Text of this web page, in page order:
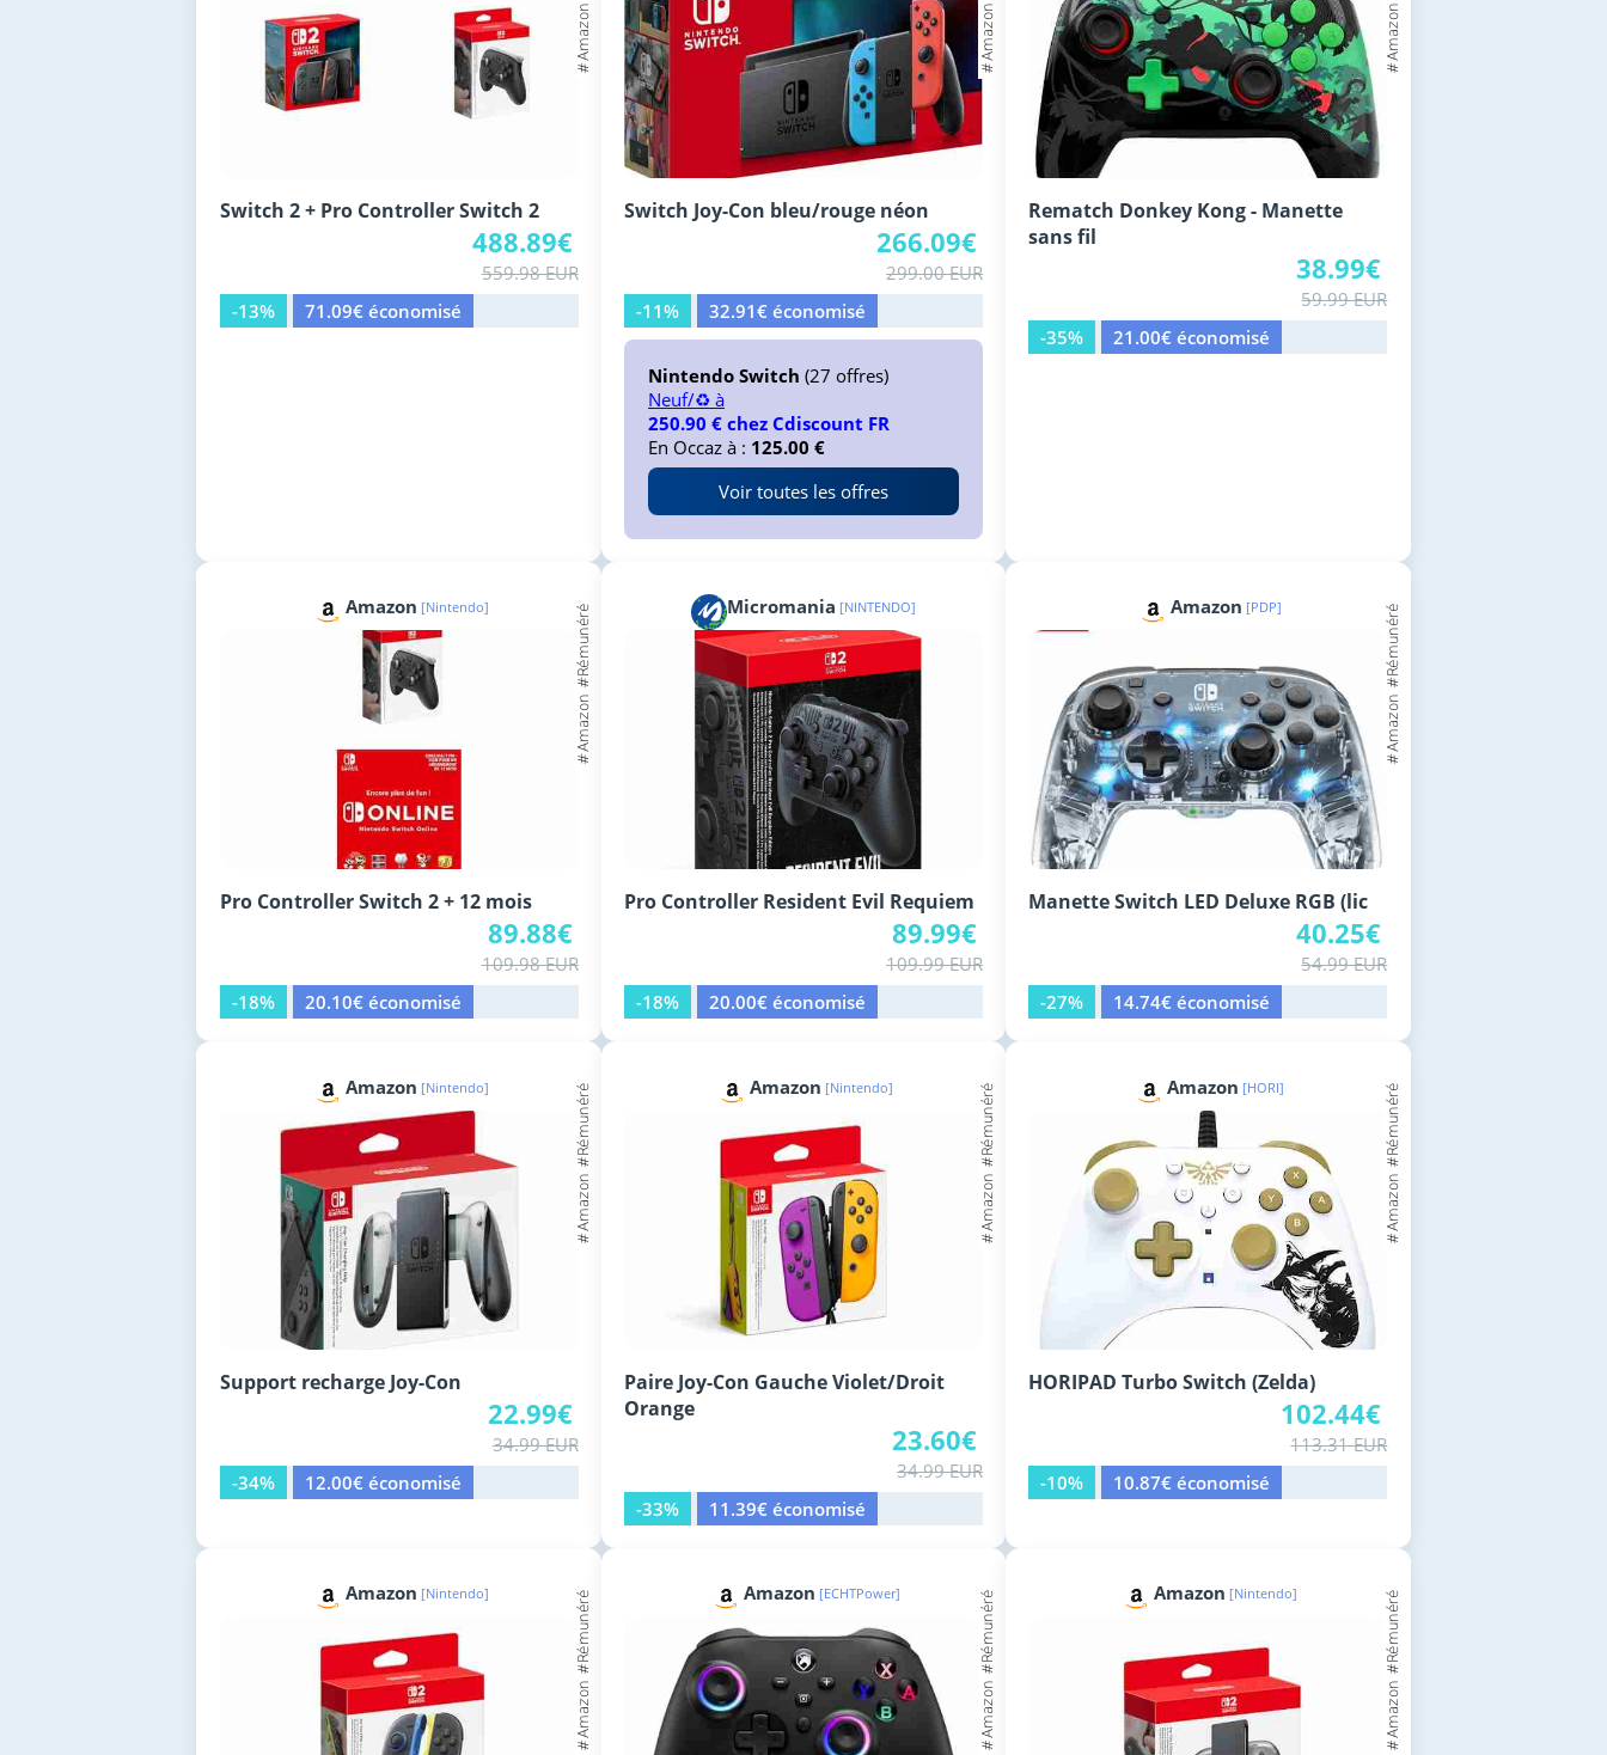
Switch 2 + Pro Controller Switch 2
488.89€
559.98 EUR
-13%
71.09€ économisé
Switch Joy-Con bleu/rouge néon
266.09€
299.00 EUR
-11%
32.91€ économisé
Nintendo Switch (27 offres)
Neuf/♻️ à
250.90 € chez Cdiscount FR
En Occaz à : 125.00 €
Voir toutes les offres
Rematch Donkey Kong - Manette
sans fil
38.99€
59.99 EUR
-35%
21.00€ économisé
Amazon [Nintendo]
Pro Controller Switch 2 + 12 mois
89.88€
109.98 EUR
-18%
20.10€ économisé
Micromania [NINTENDO]
Pro Controller Resident Evil Requiem
89.99€
109.99 EUR
-18%
20.00€ économisé
Amazon [PDP]
Manette Switch LED Deluxe RGB (lic
40.25€
54.99 EUR
-27%
14.74€ économisé
Amazon [Nintendo]
Support recharge Joy-Con
22.99€
34.99 EUR
-34%
12.00€ économisé
Amazon [Nintendo]
Paire Joy-Con Gauche Violet/Droit
Orange
23.60€
34.99 EUR
-33%
11.39€ économisé
Amazon [HORI]
HORIPAD Turbo Switch (Zelda)
102.44€
113.31 EUR
-10%
10.87€ économisé
Amazon [Nintendo] Amazon [ECHTPower] Amazon [Nintendo]